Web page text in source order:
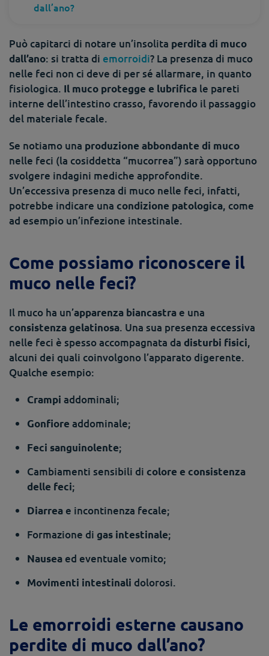
dall’ano?
Può capitarci di notare un’insolita perdita di muco
dall’ano: si tratta di emorroidi? La presenza di muco
nelle feci non ci deve di per sé allarmare, in quanto
fisiologica. Il muco protegge e lubrifica le pareti
interne dell’intestino crasso, favorendo il passaggio
del materiale fecale.
Se notiamo una produzione abbondante di muco
nelle feci (la cosiddetta “mucorrea”) sarà opportuno
svolgere indagini mediche approfondite.
Un’eccessiva presenza di muco nelle feci, infatti,
potrebbe indicare una condizione patologica, come
ad esempio un’infezione intestinale.
Come possiamo riconoscere il
muco nelle feci?
Il muco ha un’apparenza biancastra e una
consistenza gelatinosa. Una sua presenza eccessiva
nelle feci è spesso accompagnata da disturbi fisici,
alcuni dei quali coinvolgono l’apparato digerente.
Qualche esempio:
Crampi addominali;
Gonfiore addominale;
Feci sanguinolente;
Cambiamenti sensibili di colore e consistenza
delle feci;
Diarrea e incontinenza fecale;
Formazione di gas intestinale;
Nausea ed eventuale vomito;
Movimenti intestinali dolorosi.
Le emorroidi esterne causano
perdite di muco dall’ano?